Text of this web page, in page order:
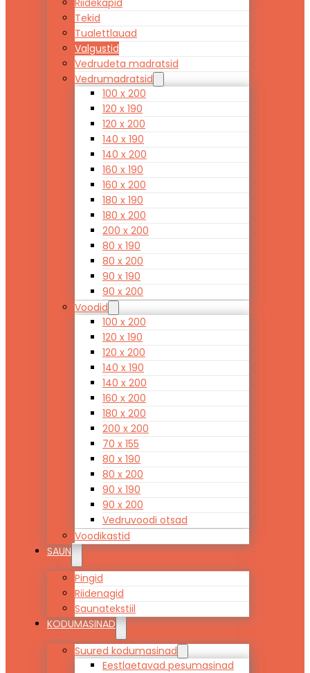
Riidekapid
Tekid
Tualettlauad
Valgustid
Vedrudeta madratsid
Vedrumadratsid
100 x 200
120 x 190
120 x 200
140 x 190
140 x 200
160 x 190
160 x 200
180 x 190
180 x 200
200 x 200
80 x 190
80 x 200
90 x 190
90 x 200
Voodid
100 x 200
120 x 190
120 x 200
140 x 190
140 x 200
160 x 200
180 x 200
200 x 200
70 x 155
80 x 190
80 x 200
90 x 190
90 x 200
Vedruvoodi otsad
Voodikastid
SAUN
Pingid
Riidenagid
Saunatekstiil
KODUMASINAD
Suured kodumasinad
Eestlaetavad pesumasinad